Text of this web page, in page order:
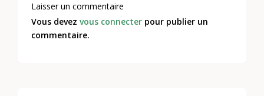
Laisser un commentaire
Vous devezvous connecter pour publier un
commentaire.